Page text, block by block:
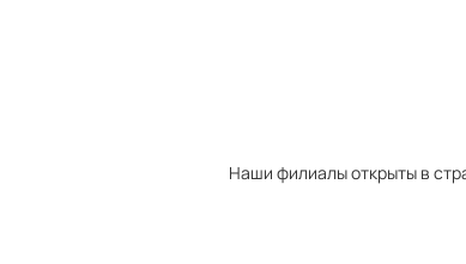
Наши филиалы открыты в